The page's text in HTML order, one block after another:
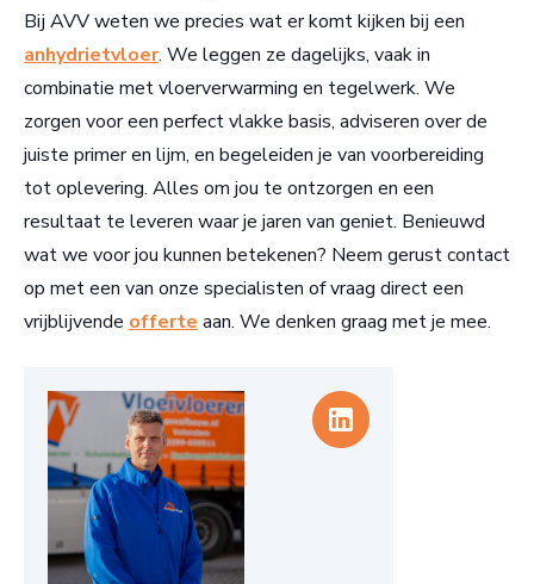
Bij AVV weten we precies wat er komt kijken bij een
anhydrietvloer. We leggen ze dagelijks, vaak in
combinatie met vloerverwarming en tegelwerk. We
zorgen voor een perfect vlakke basis, adviseren over de
juiste primer en lijm, en begeleiden je van voorbereiding
tot oplevering. Alles om jou te ontzorgen en een
resultaat te leveren waar je jaren van geniet. Benieuwd
wat we voor jou kunnen betekenen? Neem gerust contact
op met een van onze specialisten of vraag direct een
vrijblijvende offerte aan. We denken graag met je mee.